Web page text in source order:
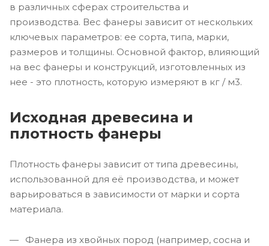
в различных сферах строительства и
производства. Вес фанеры зависит от нескольких
ключевых параметров: ее сорта, типа, марки,
размеров и толщины. Основной фактор, влияющий
на вес фанеры и конструкций, изготовленных из
нее - это плотность, которую измеряют в кг / м3.
Исходная древесина и
плотность фанеры
Плотность фанеры зависит от типа древесины,
использованной для её производства, и может
варьироваться в зависимости от марки и сорта
материала.
Фанера из хвойных пород (например, сосна и